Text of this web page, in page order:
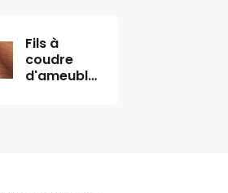
Fils à
coudre
d'ameublement